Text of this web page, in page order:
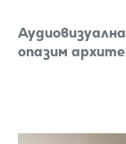
опазим